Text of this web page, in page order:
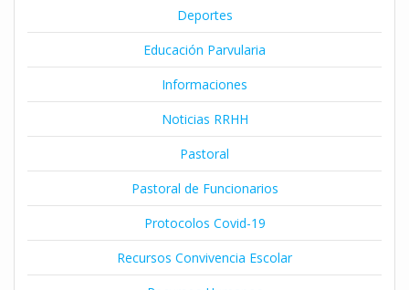
Deportes
Educación Parvularia
Informaciones
Noticias RRHH
Pastoral
Pastoral de Funcionarios
Protocolos Covid-19
Recursos Convivencia Escolar